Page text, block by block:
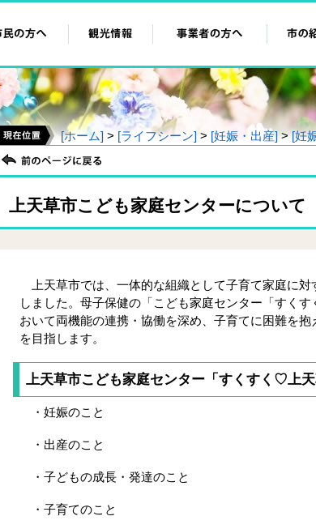
[ホーム] > [ライフシーン]> [妊娠・出産]>[妊
上天草市こども家庭センターについて
上天草市では、一体的な組織として子育て家庭に
しました。母子保健の「こども家庭センター「すく
おいて両機能の連携・協働を深め、子育てに困難を
を目指します。
上天草市こども家庭センター「すくすく♡上
・妊娠のこと
・出産のこと
・子どもの成長・発達のこと
・子育てのこと